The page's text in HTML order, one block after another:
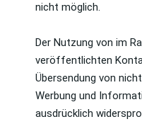
nicht möglich.
Der Nutzung von im
veröffentlichten
Übersendung von
Werbung und
ausdrücklich